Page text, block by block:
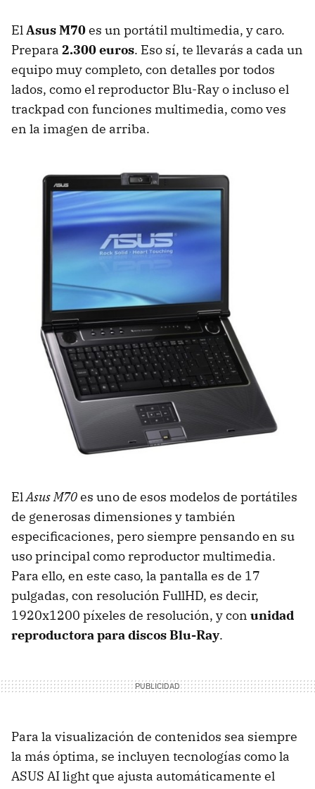
El Asus M70es un portátil multimedia, y caro.
Prepara 2.300 euros. Eso sí, te llevarás a cada un
equipo muy completo, con detalles por todos
lados, como el reproductor Blu-Ray o incluso el
trackpad con funciones multimedia, como ves
en la imagen de arriba.
ElAsus M70es uno de esos modelos de portátiles
de generosas dimensiones y también
especificaciones, pero siempre pensando en su
uso principal como reproductor multimedia.
Para ello, en este caso, la pantalla es de 17
pulgadas, con resolución FullHD, es decir,
1920x1200 píxeles de resolución, y con unidad
reproductora para discos Blu-Ray.
Para la visualización de contenidos sea siempre
la más óptima, se incluyen tecnologías como la
ASUS AI light que ajusta automáticamente el